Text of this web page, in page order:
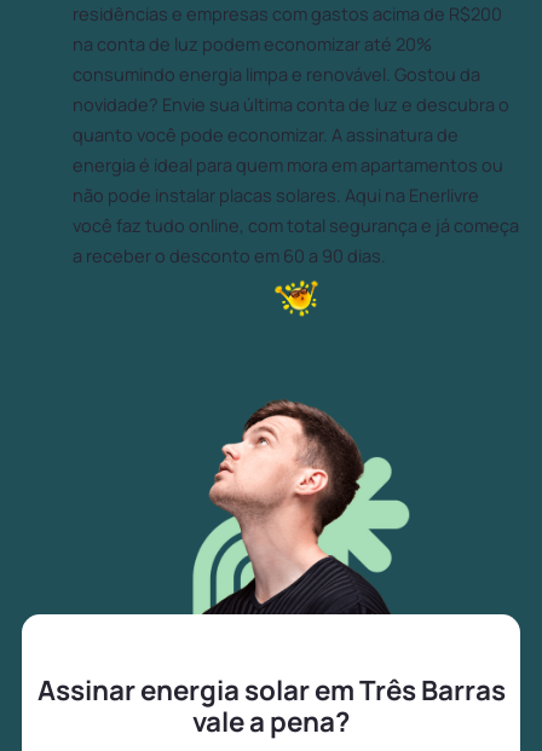
residências e empresas com gastos acima de R$200
na conta de luz podem economizar até 20%
consumindo energia limpa e renovável. Gostou da
novidade? Envie sua última conta de luz e descubra o
quanto você pode economizar. A assinatura de
energia é ideal para quem mora em apartamentos ou
não pode instalar placas solares. Aqui na Enerlivre
você faz tudo online, com total segurança e já começa
a receber o desconto em 60 a 90 dias.
Assinar energia solar em Três Barras
vale a pena?